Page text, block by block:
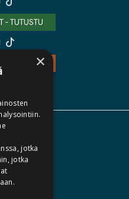
- TUTUSTU
×
jotka
jotka